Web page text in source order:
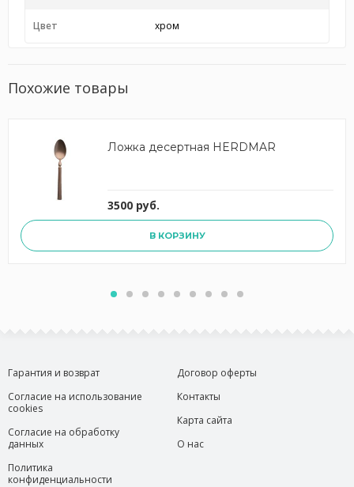
Цвет хром
Похожие товары
Ложка десертная HERDMAR
3500 руб.
В КОРЗИНУ
Гарантия и возврат
Согласие на использование
cookies
Согласие на обработку
данных
Политика
конфиденциальности
Договор оферты
Контакты
Карта сайта
О нас